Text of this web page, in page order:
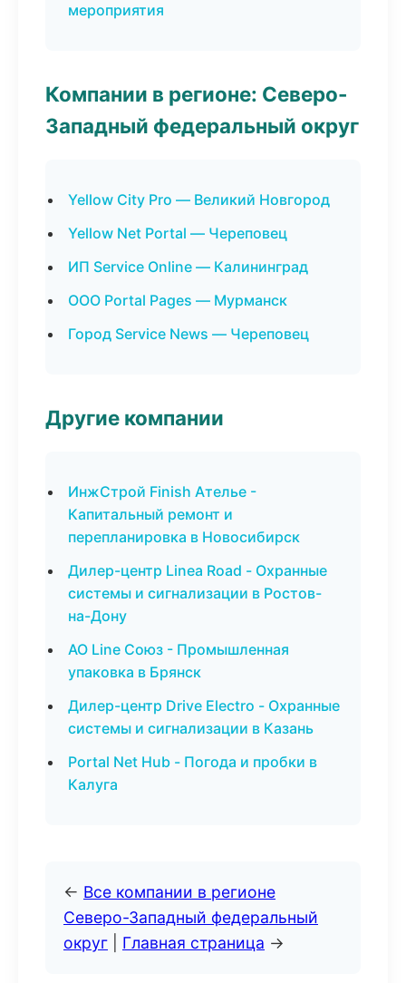
мероприятия
Компании в регионе: Северо-
Западный федеральный округ
Yellow City Pro — Великий Новгород
Yellow Net Portal — Череповец
ИП Service Online — Калининград
ООО Portal Pages — Мурманск
Город Service News — Череповец
Другие компании
ИнжСтрой Finish Ателье -
Капитальный ремонт и
перепланировка в Новосибирск
Дилер-центр Linea Road - Охранные
системы и сигнализации в Ростов-
на-Дону
АО Line Союз - Промышленная
упаковка в Брянск
Дилер-центр Drive Electro - Охранные
системы и сигнализации в Казань
Portal Net Hub - Погода и пробки в
Калуга
← Все компании в регионе
Северо-Западный федеральный
округ
Главная страница →